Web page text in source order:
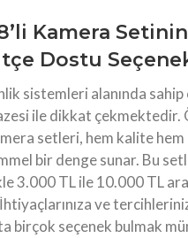
Kamera
Dostu
sistemleri alanında sahip
ile dikkat çekmektedir.
setleri, hem kalite
bir denge sunar. Bu
3.000 TL ile 10.000 TL
ve
birçok seçenek bulmak